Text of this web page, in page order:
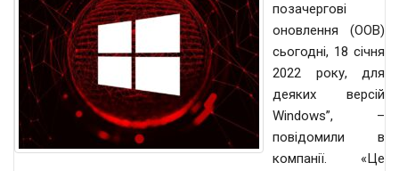
позачергові
оновлення (OOB)
сьогодні, 18 січня
2022 року, для
деяких версій
Windows”, –
повідомили в
компанії. «Це